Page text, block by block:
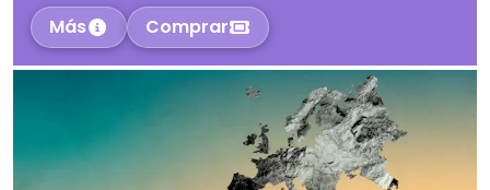
Más
Comprar